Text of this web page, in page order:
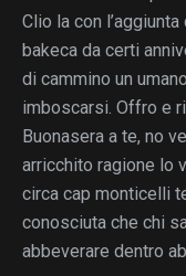
Clio la con
bakeca da certi
di cammino un
imboscarsi. Offro e
Buonasera a te, no
arricchito ragione lo
circa cap monticelli
conosciuta che chi
abbeverare dentro